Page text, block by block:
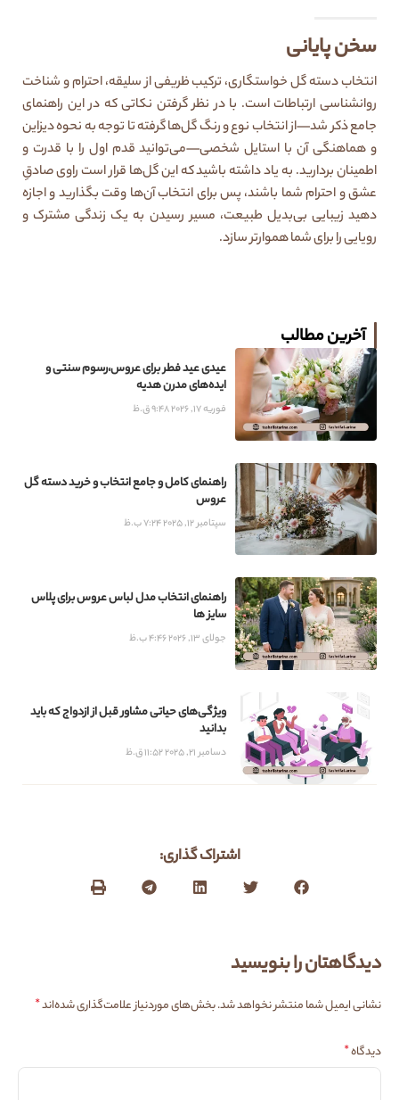
سخن پایانی
انتخاب دسته گل خواستگاری، ترکیب ظریفی از سلیقه، احترام و شناخت
روانشناسی ارتباطات است. با در نظر گرفتن نکاتی که در این راهنمای
جامع ذکر شد—از انتخاب نوع و رنگ گل‌ها گرفته تا توجه به نحوه دیزاین
و هماهنگی آن با استایل شخصی—می‌توانید قدم اول را با قدرت و
اطمینان بردارید. به یاد داشته باشید که این گل‌ها قرار است راوی صادقِ
عشق و احترام شما باشند، پس برای انتخاب آن‌ها وقت بگذارید و اجازه
دهید زیبایی بی‌بدیل طبیعت، مسیر رسیدن به یک زندگی مشترک و
رویایی را برای شما هموارتر سازد.
آخرین مطالب
عیدی عید فطر برای عروس،رسوم سنتی و
ایده‌های مدرن هدیه
فوریه 17, 2026 9:48 ق.ظ
راهنمای کامل و جامع انتخاب و خرید دسته گل
عروس
سپتامبر 12, 2025 7:24 ب.ظ
راهنمای انتخاب مدل لباس عروس برای پلاس
سایز ها
جولای 13, 2026 4:46 ب.ظ
ویژگی‌های حیاتی مشاور قبل از ازدواج که باید
بدانید
دسامبر 21, 2025 11:52 ق.ظ
اشتراک گذاری:
دیدگاهتان را بنویسید
نشانی ایمیل شما منتشر نخواهد شد.بخش‌های موردنیاز علامت‌گذاری شده‌اند*
دیدگاه*